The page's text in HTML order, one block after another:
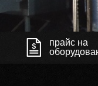
прайс на